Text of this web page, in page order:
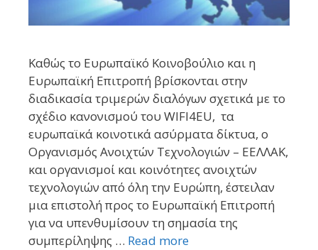
Καθώς το Ευρωπαϊκό Κοινοβούλιο και η
Ευρωπαϊκή Επιτροπή βρίσκονται στην
διαδικασία τριμερών διαλόγων σχετικά με το
σχέδιο κανονισμού του WIFI4EU, τα
ευρωπαϊκά κοινοτικά ασύρματα δίκτυα, ο
Οργανισμός Ανοιχτών Τεχνολογιών – ΕΕΛΛΑΚ,
και οργανισμοί και κοινότητες ανοιχτών
τεχνολογιών από όλη την Ευρώπη, έστειλαν
μια επιστολή προς το Ευρωπαϊκή Επιτροπή
για να υπενθυμίσουν τη σημασία της
συμπερίληψης … Read more